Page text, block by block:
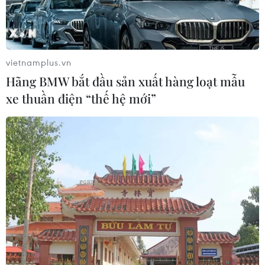
TIN LIÊN QUAN
Ngày 1/5: Toàn quốc xảy ra 24 vụ TNGT, xử
lý 3.576 vi phạm nồng độ cồn
01/05/2023 08:51
vietnamplus.vn
Hãng BMW bắt đầu sản xuất hàng loạt mẫu
xe thuần điện “thế hệ mới”